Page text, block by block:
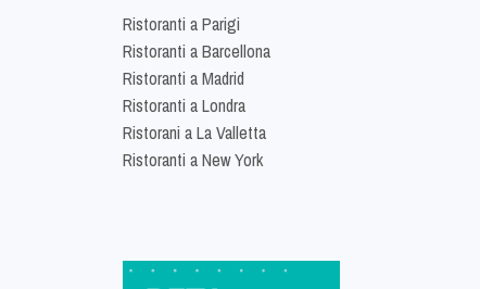
Ristoranti a Parigi
Ristoranti a Barcellona
Ristoranti a Madrid
Ristoranti a Londra
Ristorani a La Valletta
Ristoranti a New York